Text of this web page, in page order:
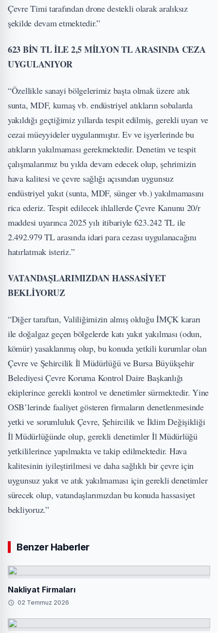
Çevre Timi tarafından drone destekli olarak aralıksız
şekilde devam etmektedir.”
623 BİN TL İLE 2,5 MİLYON TL ARASINDA CEZA
UYGULANIYOR
“Özellikle sanayi bölgelerimiz başta olmak üzere atık
sunta, MDF, kumaş vb. endüstriyel atıkların sobalarda
yakıldığı geçtiğimiz yıllarda tespit edilmiş, gerekli uyarı ve
cezai müeyyideler uygulanmıştır. Ev ve işyerlerinde bu
atıkların yakılmaması gerekmektedir. Denetim ve tespit
çalışmalarımız bu yılda devam edecek olup, şehrimizin
hava kalitesi ve çevre sağlığı açısından uygunsuz
endüstriyel yakıt (sunta, MDF, sünger vb.) yakılmamasını
rica ederiz. Tespit edilecek ihlallerde Çevre Kanunu 20/r
maddesi uyarınca 2025 yılı itibariyle 623.242 TL ile
2.492.979 TL arasında idari para cezası uygulanacağını
hatırlatmak isteriz.”
VATANDAŞLARIMIZDAN HASSASİYET
BEKLİYORUZ
“Diğer taraftan, Valiliğimizin almış olduğu İMÇK kararı
ile doğalgaz geçen bölgelerde katı yakıt yakılması (odun,
kömür) yasaklanmış olup, bu konuda yetkili kurumlar olan
Çevre ve Şehircilik İl Müdürlüğü ve Bursa Büyükşehir
Belediyesi Çevre Koruma Kontrol Daire Başkanlığı
ekiplerince gerekli kontrol ve denetimler sürmektedir. Yine
OSB’lerinde faaliyet gösteren firmaların denetlenmesinde
yetki ve sorumluluk Çevre, Şehircilik ve İklim Değişikliği
İl Müdürlüğünde olup, gerekli denetimler İl Müdürlüğü
yetkililerince yapılmakta ve takip edilmektedir. Hava
kalitesinin iyileştirilmesi ve daha sağlıklı bir çevre için
uygunsuz yakıt ve atık yakılmaması için gerekli denetimler
sürecek olup, vatandaşlarımızdan bu konuda hassasiyet
bekliyoruz.”
Benzer Haberler
Nakliyat Firmaları
02 Temmuz 2026